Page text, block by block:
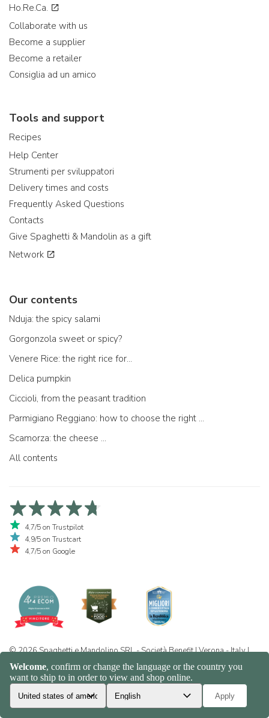
Ho.Re.Ca.
Collaborate with us
Become a supplier
Become a retailer
Consiglia ad un amico
Tools and support
Recipes
Help Center
Strumenti per sviluppatori
Delivery times and costs
Frequently Asked Questions
Contacts
Give Spaghetti & Mandolin as a gift
Network
Our contents
Nduja: the spicy salami
Gorgonzola sweet or spicy?
Venere Rice: the right rice for...
Delica pumpkin
Ciccioli, from the peasant tradition
Parmigiano Reggiano: how to choose the right one
Scamorza: the cheese ...
All contents
4,7/5 on Trustpilot
4,9/5 on Trustcart
4,7/5 on Google
© 2026 Spaghetti e Mandolino SRL - Società Benefit | Verona - Italy |
+39 351 865 9444 | P.I. IT04913730232 | Certificazione BIO: IT-BIO-
016.380-0110744.2026.001 | REA VR-455804 | Privacy and cookie
policy|Sitemap